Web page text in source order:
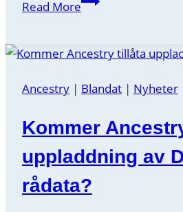
Read More
olika
Ancestry | Blandat | Nyheter
Kommer
uppladdning av
rådata?